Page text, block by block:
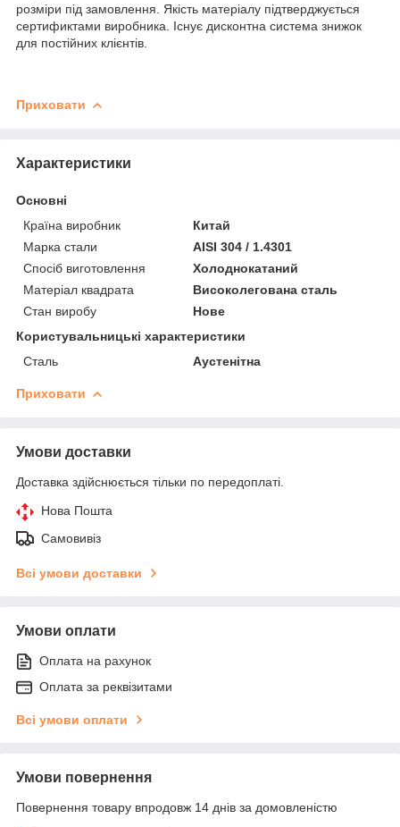
розміри під замовлення. Якість матеріалу підтверджується
сертификтами виробника. Існує дисконтна система знижок
для постійних клієнтів.
Приховати
Характеристики
Основні
Країна виробник
Китай
Марка стали
AISI 304 / 1.4301
Спосіб виготовлення
Холоднокатаний
Матеріал квадрата
Високолегована сталь
Стан виробу
Нове
Користувальницькі характеристики
Сталь
Аустенітна
Приховати
Умови доставки
Доставка здійснюється тільки по передоплаті.
Нова Пошта
Самовивіз
Всі умови доставки
Умови оплати
Оплата на рахунок
Оплата за реквізитами
Всі умови оплати
Умови повернення
Повернення товару впродовж 14 днів за домовленістю